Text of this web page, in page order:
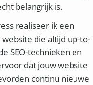
belangrijk is.
realiseer ik een
die altijd up-to-
SEO-technieken en
dat jouw website
continu nieuwe